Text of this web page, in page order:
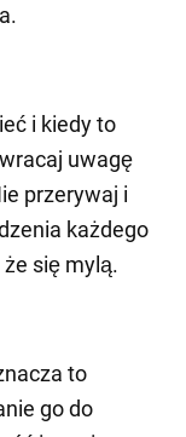
i kiedy to
uwagę
przerywaj i
każdego
się mylą.
to
go do